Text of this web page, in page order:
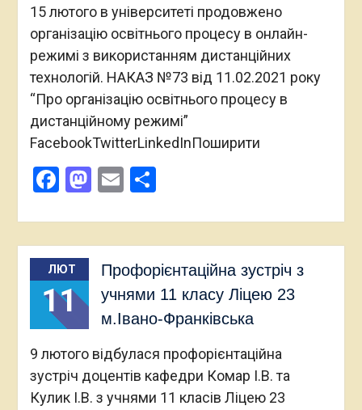
15 лютого в університеті продовжено
організацію освітнього процесу в онлайн-
режимі з використанням дистанційних
технологій. НАКАЗ №73 від 11.02.2021 року
“Про організацію освітнього процесу в
дистанційному режимі”
FacebookTwitterLinkedInПоширити
Facebook
Mastodon
Email
ЛЮТ
11
Профорієнтаційна зустріч з
учнями 11 класу Ліцею 23
м.Івано-Франківська
9 лютого відбулася профорієнтаційна
зустріч доцентів кафедри Комар І.В. та
Кулик І.В. з учнями 11 класів Ліцею 23